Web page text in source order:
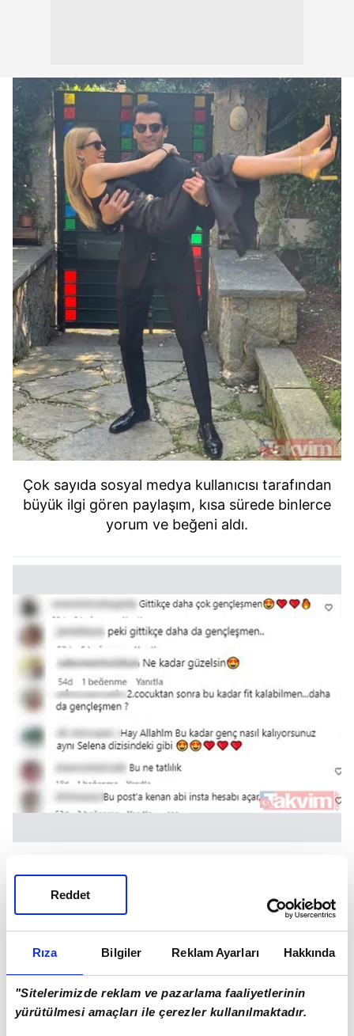
Rıza Bilgiler Reklam Ayarları Hakkında
"Sitelerimizde reklam ve pazarlama faaliyetlerinin
yürütülmesi amaçları ile çerezler kullanılmaktadır.
Reddet
Çok sayıda sosyal medya kullanıcısı tarafından
büyük ilgi gören paylaşım, kısa sürede binlerce
yorum ve beğeni aldı.
sonra bu kadar fit kalabilmen...", "Bu kadar genç